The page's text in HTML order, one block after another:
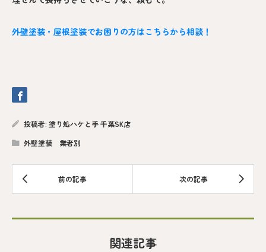
外壁塗装・屋根塗装でお困りの方はこちらから相談！
投稿者: 塗り処ハケと手 千葉SK店
外壁塗装 業者別
関連記事